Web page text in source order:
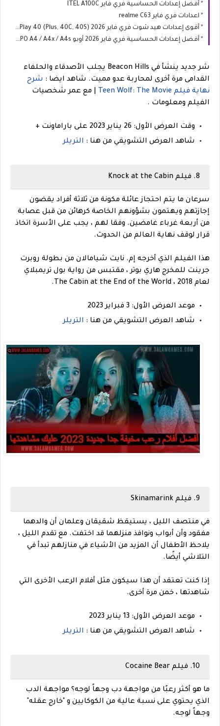
أفضل إعدادات الحساسية فري فاير ITEL A100C
اعدادات فري فاير realme C63
أقوى إعدادات هيد شوت فري فاير 2026 HONOR Play 40 (Plus, 40C, 40S)
أفضل إعدادات الحساسية فري فاير 2026 أوبو OPPO A4 / A4x / A4s
شر جديد ينشأ في Beacon Hills يجلب الأصدقاء والحلفاء
القدامى مرة أخرى لمحاربة عدو مميت. شاهد ايضا : شرح
نهاية فيلم Teen Wolf: The Movie
| مع عمر شخصيات
الفيلم ومعلومات .
وقت العرض الأول: 26 يناير 2023 على باراماونت +
شاهد العرض التشويقي من هنا : التريلر
8. فيلم Knock at the Cabin
سرعان ما يتم احتجاز عائلة مكونة من ثلاثة أفراد يقضون
إجازتهم ويهتمون بشؤونهم الخاصة كرهائن من قبل عصابة
من أربعة غرباء غامضين. وفقا لهم ، يجب على الأسرة اتخاذ
قرار لوقف نهاية العالم من الحدوث.
هذا الفيلم الذي أخرجه إم. نايت شيامالان من بطولة روبرت
جرينت للمخرج هاري بوتر ، مقتبس من رواية بول تريمبلاي
لعام 2018 ، The Cabin at the End of the World.
موعد العرض الأول: 3 فبراير 2023
شاهد العرض التشويقي من هنا : التريلر
9. فيلم Skinamarink
في منتصف الليل ، يستيقظ شقيقان وعلمان أن والدهما
مفقود وأن أبواب ونوافذ منزلهما قد اختفت. مع تقدم الليل ،
يلاحظ الأطفال أن المزيد من الأشياء في منازلهم تبدأ في
التلاشي أيضًا.
إذا كنت تعتقد أن هذا سيكون مثل أفلام الرعب الأخرى التي
شاهدتها ، خمن مرة أخرى.
موعد العرض الأول: 13 يناير 2023
شاهد العرض التشويقي من هنا : التريلر
10. فيلم Cocaine Bear
ما هو أكثر رعبًا من مواجهة دب وجهاً لوجه؟ مواجهة الدب
الذي يحتوي على نسبة عالية من الكوكايين و "خارج عقله"
وجهاً لوجه.